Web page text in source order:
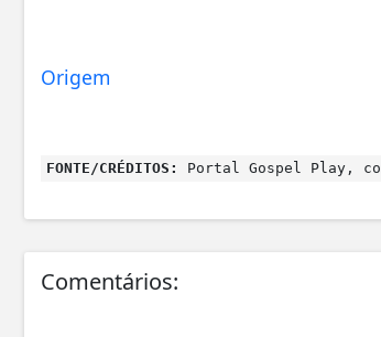
Origem
FONTE/CRÉDITOS: Portal Gospel Play,
Comentários: